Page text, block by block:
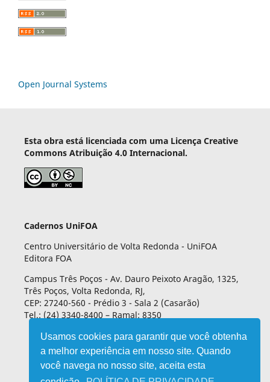
Usamos cookies para garantir que você obtenha
a melhor experiência em nosso site. Quando
você navega no nosso site, aceita esta
Open Journal Systems
Esta obra está licenciada com uma Licença Creative
Commons Atribuição 4.0 Internacional.
Cadernos UniFOA
Centro Universitário de Volta Redonda - UniFOA
Editora FOA
Campus Três Poços - Av. Dauro Peixoto Aragão, 1325,
Três Poços, Volta Redonda, RJ,
CEP: 27240-560 - Prédio 3 - Sala 2 (Casarão)
Tel.: (24) 3340-8400 – Ramal: 8350